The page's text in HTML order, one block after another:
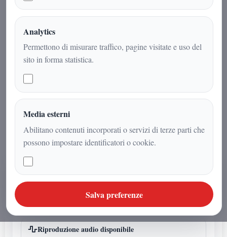
Tra simbolismo massonico, rinascita e
suggestioni egizie, il monumento
nascosto nel parco borbonico sembra
rivelare una precisa volontà di
orientamento verso il nord geografico,
in sintonia ideale con la Grande
Piramide
Ascolta l'audio articolo
Questo articolo ha un audio dedicato della redazione.
Riproduzione audio disponibile
Analytics
Permettono di misurare traffico, pagine visitate e uso del
sito in forma statistica.
Media esterni
Abilitano contenuti incorporati o servizi di terze parti che
possono impostare identificatori o cookie.
Salva preferenze